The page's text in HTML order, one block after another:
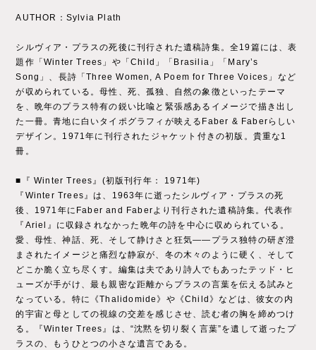
AUTHOR：Sylvia Plath
シルヴィア・プラスの死後に刊行された遺稿詩集。全19篇には、表
題作「Winter Trees」や「Child」「Brasilia」「Mary’s
Song」、長詩「Three Women, A Poem for Three Voices」など
が収められている。母性、死、孤独、自然の象徴といったテーマ
を、晩年のプラス特有の鋭い比喩と緊張感あるイメージで描き出し
た一冊。青地に白いタイポグラフィが映えるFaber & Faberらしい
デザイン。1971年に刊行されたジャケット付きの初版。貴重な1
冊。
■『 Winter Trees』(初版刊行年： 1971年)
『Winter Trees』は、1963年に逝ったシルヴィア・プラスの死
後、1971年にFaber and Faberより刊行された遺稿詩集。代表作
『Ariel』に収録されなかった晩年の詩を中心に収められている。
愛、母性、神話、死、そして静けさと狂気――プラス独特の研ぎ澄
まされたイメージと痛烈な静寂が、冬の木々のように硬く、そして
どこか脆く立ち尽くす。編集は夫であり詩人でもあったテッド・ヒ
ューズが手がけ、最も親密な距離からプラスの言葉を伝える試みと
なっている。特に《Thalidomide》や《Child》などは、彼女の内
的宇宙と母としての視線の交差を感じさせ、読む者の胸を締めつけ
る。『Winter Trees』は、“沈黙を切り裂く言葉”を遺して逝ったプ
ラスの、もうひとつの小さな遺言である。